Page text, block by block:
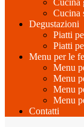
Cucina
Degustazioni
Piatti
Piatti
Menu per le
Menu
Menu
Menu
Menu
Contatti